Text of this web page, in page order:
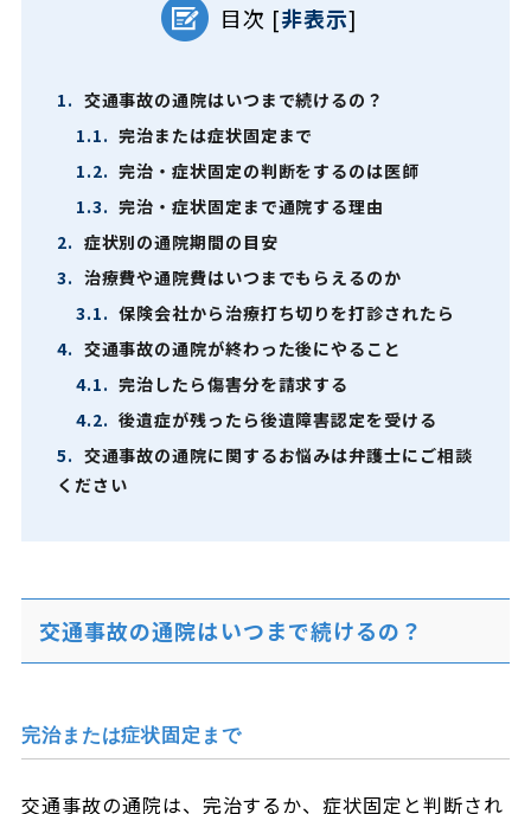
目次 [非表示]
1. 交通事故の通院はいつまで続けるの？
1.1. 完治または症状固定まで
1.2. 完治・症状固定の判断をするのは医師
1.3. 完治・症状固定まで通院する理由
2. 症状別の通院期間の目安
3. 治療費や通院費はいつまでもらえるのか
3.1. 保険会社から治療打ち切りを打診されたら
4. 交通事故の通院が終わった後にやること
4.1. 完治したら傷害分を請求する
4.2. 後遺症が残ったら後遺障害認定を受ける
5. 交通事故の通院に関するお悩みは弁護士にご相談
ください
交通事故の通院はいつまで続けるの？
完治または症状固定まで
交通事故の通院は、完治するか、症状固定と判断され